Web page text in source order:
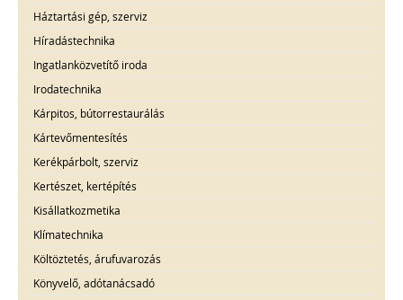
Háztartási gép, szerviz
Híradástechnika
Ingatlanközvetítő iroda
Irodatechnika
Kárpitos, bútorrestaurálás
Kártevőmentesítés
Kerékpárbolt, szerviz
Kertészet, kertépítés
Kisállatkozmetika
Klímatechnika
Költöztetés, árufuvarozás
Könyvelő, adótanácsadó